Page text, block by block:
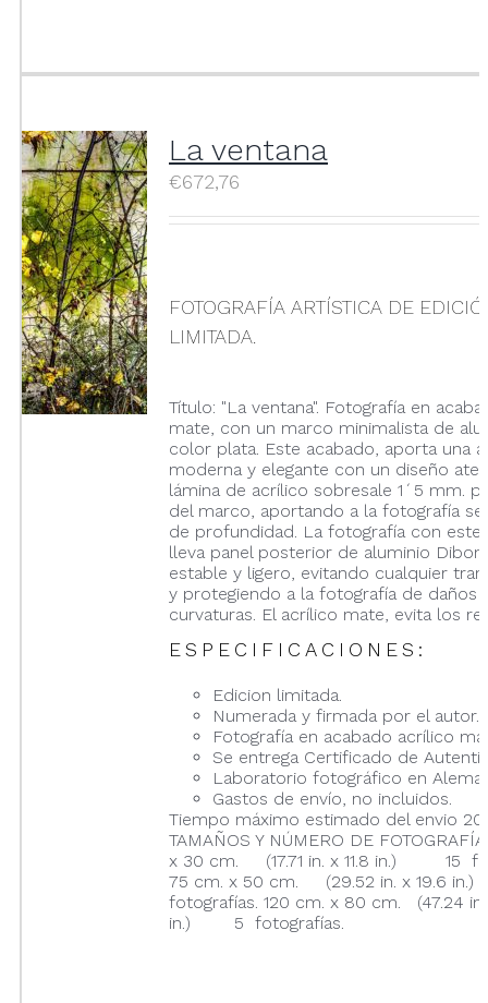
La ventana
€672,76
FOTOGRAFÍA ARTÍSTICA DE
LIMITADA.
Título: "La ventana". Fotografía en
mate, con un marco minimalista de
color plata. Este acabado, aporta una
moderna y elegante con un diseño
lámina de acrílico sobresale 1´5 mm.
del marco, aportando a la fotografía
de profundidad. La fotografía con este
lleva panel posterior de aluminio
estable y ligero, evitando cualquier
y protegiendo a la fotografía de daños
curvaturas. El acrílico mate, evita los
ESPECIFICACIONES:
Edicion limitada.
Numerada y firmada por el autor.
Fotografía en acabado acrílico
Se entrega Certificado de
Laboratorio fotográfico en
Gastos de envío, no incluidos.
Tiempo máximo estimado del envio 20
TAMAÑOS Y NÚMERO DE
x 30 cm. (17.71 in. x 11.8 in.) 15
75 cm. x 50 cm. (29.52 in. x 19.6
fotografías. 120 cm. x 80 cm. (47.24 in.
in.) 5 fotografías.